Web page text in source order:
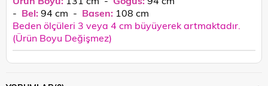
- Bel:94 cm - Basen: 108 cm
Beden ölçüleri 3 veya 4 cm büyüyerek artmaktadır.
(Ürün Boyu Değişmez)